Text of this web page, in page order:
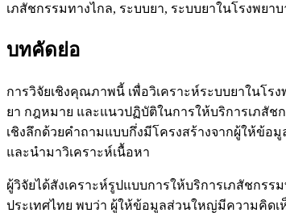
เภสัชกรรมทางไกล, ระบบยา, ระบบยาในโรงพยาบ
บทคัดย่อ
การวิจัยเชิงคุณภาพนี้ เพื่อวิเคราะห์ระบบยาในโ
ยา กฎหมาย และแนวปฏิบัติในการให้บริการเภสัช
เชิงลึกด้วยคำถามแบบกึ่งมีโครงสร้างจากผู้ให้ข้อ
และนำมาวิเคราะห์เนื้อหา
ผู้วิจัยได้สังเคราะห์รูปแบบการให้บริการเภสัชก
ประเทศไทย พบว่า ผู้ให้ข้อมูลส่วนใหญ่มีความคิดเ